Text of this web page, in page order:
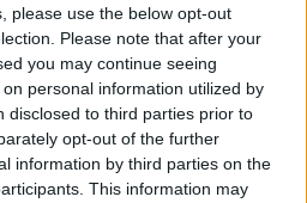
please use the below opt-out
Please note that after your
you may continue seeing
personal information utilized by
disclosed to third parties prior to
opt-out of the further
information by third parties on the
This information may
ar visu papīru sarullē, tāpat
un pirms ēšanas
izskatās kā konfekte un arī